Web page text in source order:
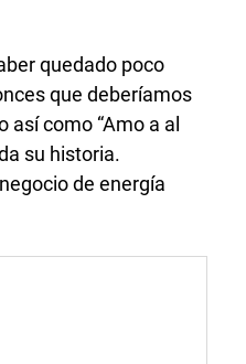
quedado poco
que deberíamos
así como “Amo a al
su historia.
de energía